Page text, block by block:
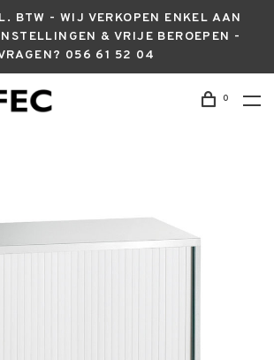
BTW - WIJ VERKOPEN ENKEL AAN
& VRIJE BEROEPEN -
056 61 52 04
0